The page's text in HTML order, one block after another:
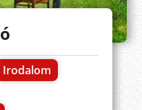
Irodalom